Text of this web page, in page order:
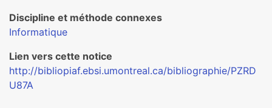
Discipline et méthode connexes
Informatique
Lien vers cette notice
http://bibliopiaf.ebsi.umontreal.ca/bibliographie/PZRD
U87A